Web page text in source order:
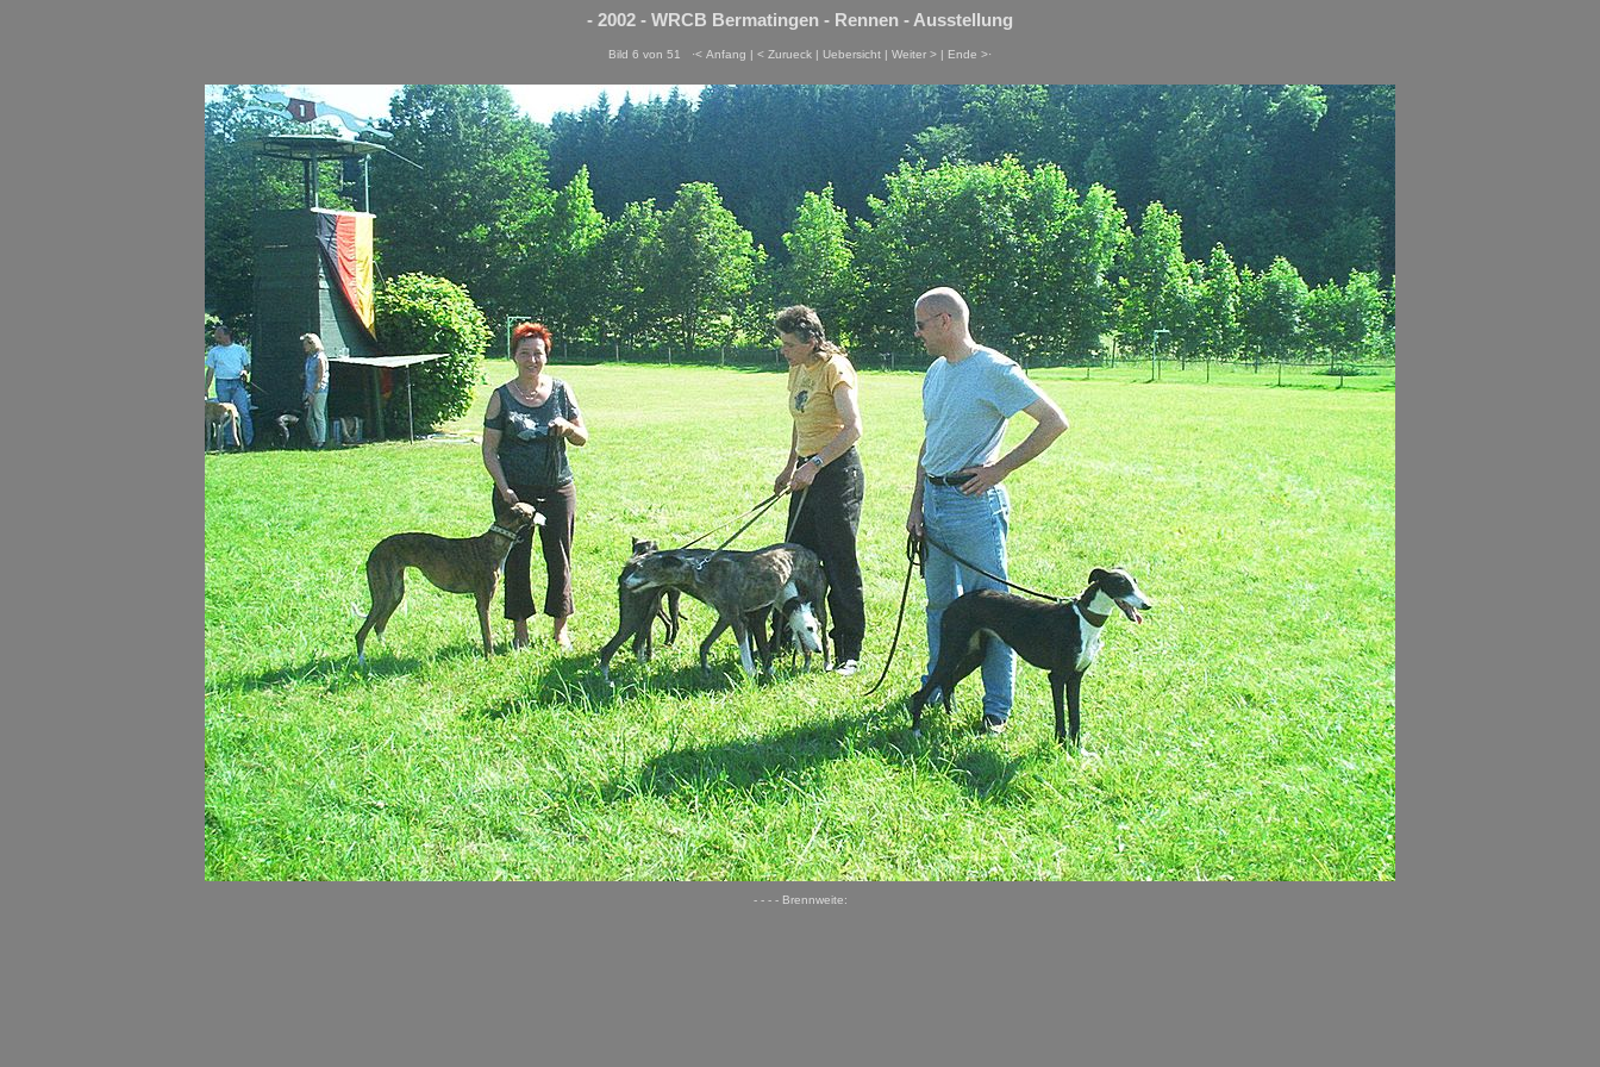
- 2002 - WRCB Bermatingen - Rennen - Ausstellung
Bild 6 von 51 ·< Anfang | < Zurueck | Uebersicht | Weiter > | Ende >·
- - - - Brennweite: